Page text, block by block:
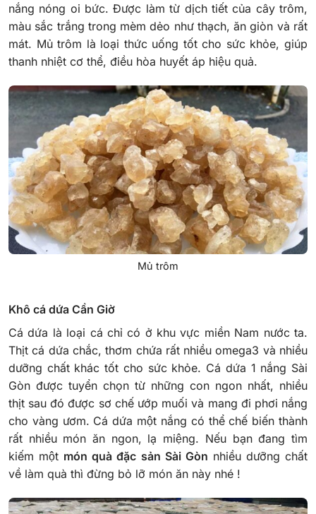
nắng nóng oi bức. Được làm từ dịch tiết của cây trôm,
màu sắc trắng trong mèm dẻo như thạch, ăn giòn và rất
mát. Mủ trôm là loại thức uống tốt cho sức khỏe, giúp
thanh nhiệt cơ thể, điều hòa huyết áp hiệu quả.
Mủ trôm
Khô cá dứa Cần Giờ
Cá dứa là loại cá chỉ có ở khu vực miền Nam nước ta.
Thịt cá dứa chắc, thơm chứa rất nhiều omega3 và nhiều
dưỡng chất khác tốt cho sức khỏe. Cá dứa 1 nắng Sài
Gòn được tuyển chọn từ những con ngon nhất, nhiều
thịt sau đó được sơ chế ướp muối và mang đi phơi nắng
cho vàng ươm. Cá dứa một nắng có thể chế biến thành
rất nhiều món ăn ngon, lạ miệng. Nếu bạn đang tìm
kiếm một món quà đặc sản Sài Gòn nhiều dưỡng chất
về làm quà thì đừng bỏ lỡ món ăn này nhé !